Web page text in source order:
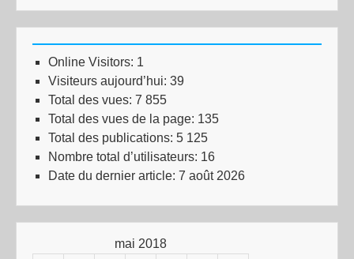
Online Visitors: 1
Visiteurs aujourd’hui: 39
Total des vues: 7 855
Total des vues de la page: 135
Total des publications: 5 125
Nombre total d’utilisateurs: 16
Date du dernier article: 7 août 2026
mai 2018